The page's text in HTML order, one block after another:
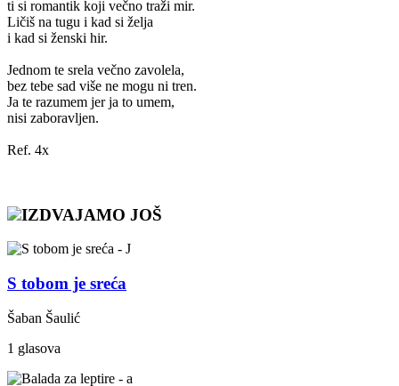
ti si romantik koji večno traži mir.
Ličiš na tugu i kad si želja
i kad si ženski hir.
Jednom te srela večno zavolela,
bez tebe sad više ne mogu ni tren.
Ja te razumem jer ja to umem,
nisi zaboravljen.
Ref. 4x
IZDVAJAMO JOŠ
S tobom je sreća
Šaban Šaulić
1 glasova